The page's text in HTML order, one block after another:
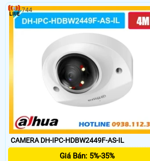
CAMERA DH-IPC-HDBW2449F-AS-IL
Giá Bán: 5%-35%
744